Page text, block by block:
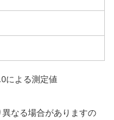
による測定値
なる場合がありますの